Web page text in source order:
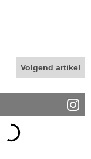
Volgend artikel